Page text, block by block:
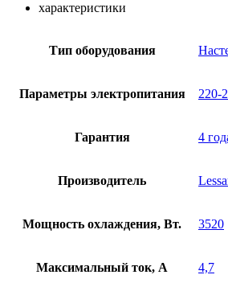
характеристики
Тип оборудования
Параметры электропитания 220-
Гарантия 4
Производитель
Мощность охлаждения, Вт. 3520
Максимальный ток, А 4,7